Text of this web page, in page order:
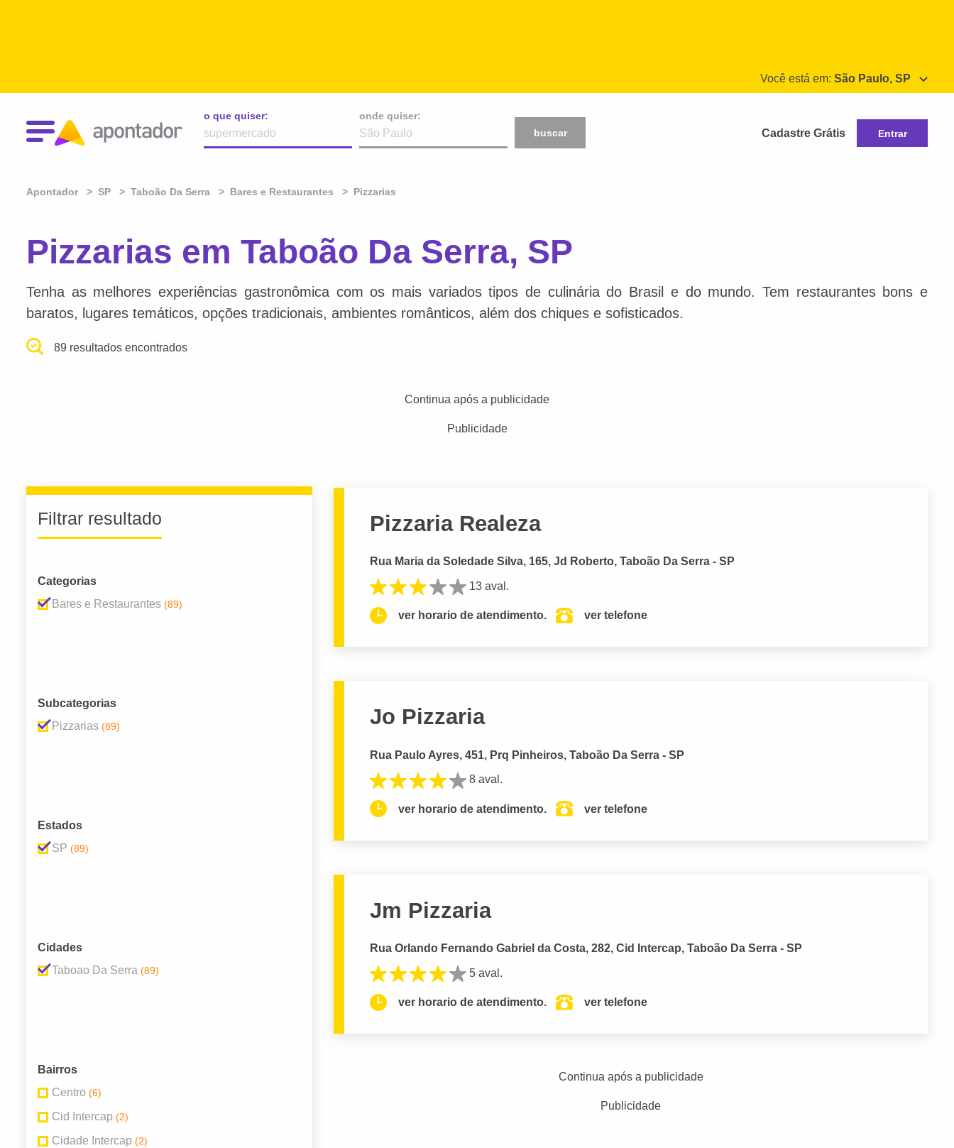
Você está em: São Paulo, SP
o que quiser:
onde quiser:
buscar
Cadastre Grátis Entrar
Apontador SP Taboão Da Serra Bares e Restaurantes Pizzarias
Pizzarias em Taboão Da Serra, SP
Tenha as melhores experiências gastronômica com os mais variados tipos de culinária do Brasil e do mundo. Tem restaurantes bons e
baratos, lugares temáticos, opções tradicionais, ambientes românticos, além dos chiques e sofisticados.
89 resultados encontrados
Continua após a publicidade
Publicidade
Filtrar resultado
Categorias
Bares e Restaurantes (89)
Subcategorias
Pizzarias (89)
Estados
SP (89)
Cidades
Taboao Da Serra (89)
Bairros
Centro (6)
Cid Intercap (2)
Cidade Intercap (2)
Pizzaria Realeza
Rua Maria da Soledade Silva, 165, Jd Roberto, Taboão Da Serra - SP
13 aval.
ver horario de atendimento. ver telefone
Jo Pizzaria
Rua Paulo Ayres, 451, Prq Pinheiros, Taboão Da Serra - SP
8 aval.
ver horario de atendimento. ver telefone
Jm Pizzaria
Rua Orlando Fernando Gabriel da Costa, 282, Cid Intercap, Taboão Da Serra - SP
5 aval.
ver horario de atendimento. ver telefone
Continua após a publicidade
Publicidade